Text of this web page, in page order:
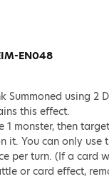
EN048
Summoned using 2
this effect.
1 monster, then
it. You can only
per turn. (If a card
or card effect,